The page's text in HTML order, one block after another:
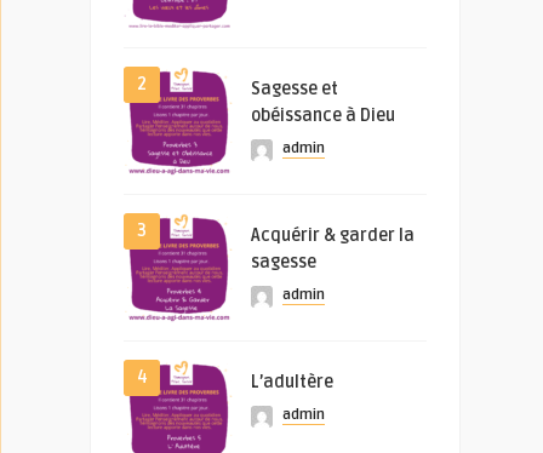
2
Sagesse et
obéissance à Dieu
admin
3
Acquérir & garder la
sagesse
admin
4 L’adultère
admin